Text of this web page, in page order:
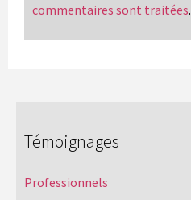
commentaires sont traitées.
Témoignages
Professionnels